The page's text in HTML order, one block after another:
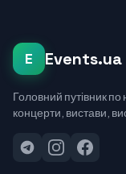
E Events.ua
Головний путівник
концерти, вистави,